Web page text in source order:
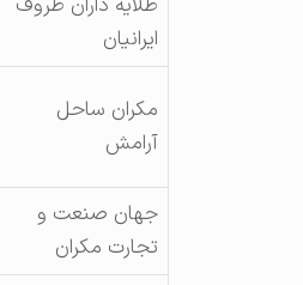
طلایه داران ظروف
ایرانیان
مکران ساحل
آرامش
جهان صنعت و
تجارت مکران